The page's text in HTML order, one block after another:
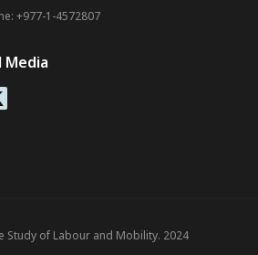
+977-1-4572807
Media
Study of Labour and Mobility. 2024